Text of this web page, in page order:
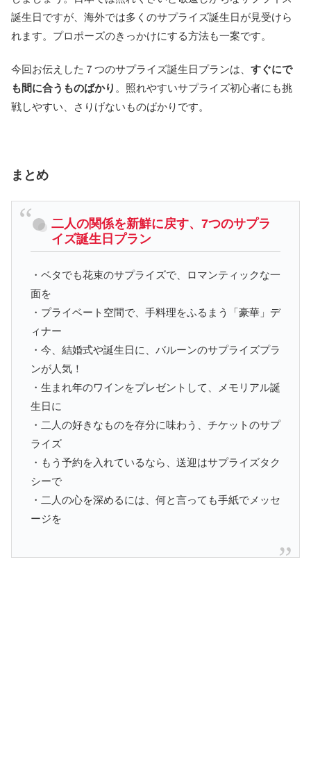
誕生日ですが、海外では多くのサプライズ誕生日が見受けら
れます。プロポーズのきっかけにする方法も一案です。
今回お伝えした７つのサプライズ誕生日プランは、 すぐにで
も間に合うものばかり 。照れやすいサプライズ初心者にも挑
戦しやすい、さりげないものばかりです。
まとめ
二人の関係を新鮮に戻す、7つのサプラ
イズ誕生日プラン
・ベタでも花束のサプライズで、ロマンティックな一
面を
・プライベート空間で、手料理をふるまう「豪華」デ
ィナー
・今、結婚式や誕生日に、バルーンのサプライズプラ
ンが人気！
・生まれ年のワインをプレゼントして、メモリアル誕
生日に
・二人の好きなものを存分に味わう、チケットのサプ
ライズ
・もう予約を入れているなら、送迎はサプライズタク
シーで
・二人の心を深めるには、何と言っても手紙でメッセ
ージを